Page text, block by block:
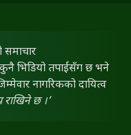
समाचार
कुनै भिडियो तपाईंसँग छ भने
नागरिकको दायित्व
राखिने छ ।’